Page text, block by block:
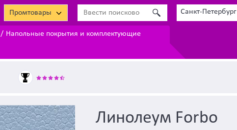
Промтовары Санкт-Петербург
Напольные покрытия и комплектующие
Линолеум Forbo